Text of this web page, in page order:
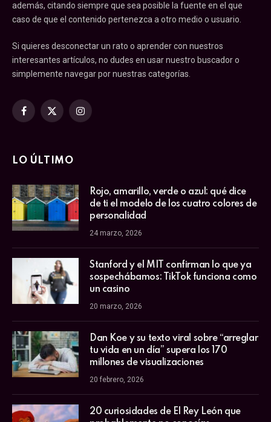
además, citando siempre que sea posible la fuente en el que
caso de que el contenido pertenezca a otro medio o usuario.
Si quieres desconectar un rato o aprender con nuestros
interesantes artículos, no dudes en usar nuestro buscador o
simplemente navegar por nuestras categorías.
Facebook
X
Instagram
LO ÚLTIMO
Rojo, amarillo, verde o azul: qué dice
de ti el modelo de los cuatro colores de
personalidad
24 marzo, 2026
Stanford y el MIT confirman lo que ya
sospechábamos: TikTok funciona como
un casino
20 marzo, 2026
Dan Koe y su texto viral sobre “arreglar
tu vida en un día” supera los 170
millones de visualizaciones
20 febrero, 2026
20 curiosidades de El Rey León que